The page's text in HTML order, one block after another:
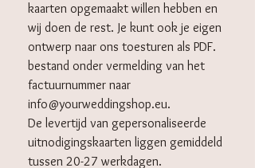
kaarten opgemaakt willen hebben en
wij doen de rest. Je kunt ook je eigen
ontwerp naar ons toesturen als PDF.
bestand onder vermelding van het
factuurnummer naar
info@yourweddingshop.eu.
De levertijd van gepersonaliseerde
uitnodigingskaarten liggen gemiddeld
tussen 20-27 werkdagen.